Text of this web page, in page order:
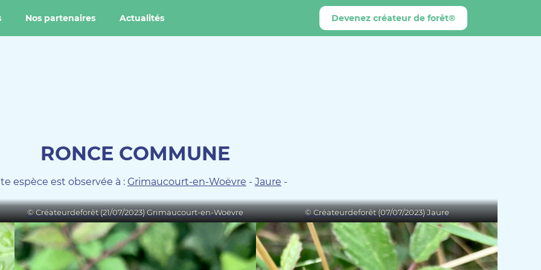
Nos partenaires Actualités Devenez créateur de forêt®
RONCE COMMUNE
espèce est observée à : Grimaucourt-en-Woëvre - Jaure -
© Créateurdeforêt (21/07/2023) Grimaucourt-en-Woëvre © Créateurdeforêt (07/07/2023) Jaure